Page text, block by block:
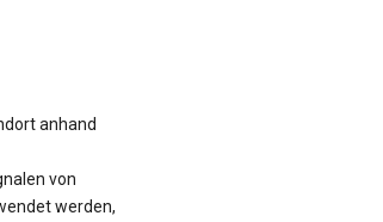
anhand
von
werden,